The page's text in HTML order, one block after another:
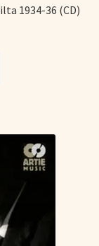
1934-36 (CD)